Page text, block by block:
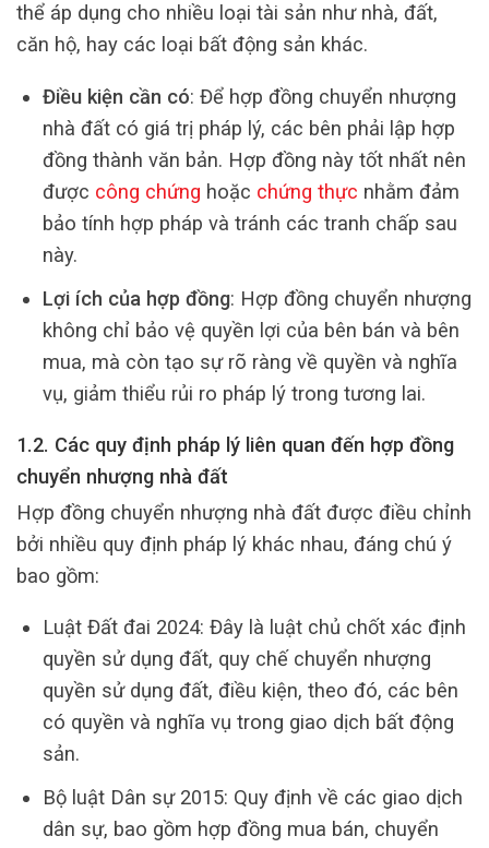
thể áp dụng cho nhiều loại tài sản như nhà, đất,
căn hộ, hay các loại bất động sản khác.
Điều kiện cần có: Để hợp đồng chuyển nhượng
nhà đất có giá trị pháp lý, các bên phải lập hợp
đồng thành văn bản. Hợp đồng này tốt nhất nên
được công chứng hoặc chứng thực nhằm đảm
bảo tính hợp pháp và tránh các tranh chấp sau
này.
Lợi ích của hợp đồng: Hợp đồng chuyển nhượng
không chỉ bảo vệ quyền lợi của bên bán và bên
mua, mà còn tạo sự rõ ràng về quyền và nghĩa
vụ, giảm thiểu rủi ro pháp lý trong tương lai.
1.2. Các quy định pháp lý liên quan đến hợp đồng
chuyển nhượng nhà đất
Hợp đồng chuyển nhượng nhà đất được điều chỉnh
bởi nhiều quy định pháp lý khác nhau, đáng chú ý
bao gồm:
Luật Đất đai 2024: Đây là luật chủ chốt xác định
quyền sử dụng đất, quy chế chuyển nhượng
quyền sử dụng đất, điều kiện, theo đó, các bên
có quyền và nghĩa vụ trong giao dịch bất động
sản.
Bộ luật Dân sự 2015: Quy định về các giao dịch
dân sự, bao gồm hợp đồng mua bán, chuyển